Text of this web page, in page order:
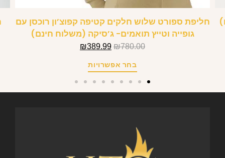
חליפת ספורט שלוש חלקים קטיפה קפוצ’ון רוכסן עם
גופייה וטייץ תואמים- ג’סיקה (משלוח חינם)
₪780.00
₪389.99
בחר אפשרויות